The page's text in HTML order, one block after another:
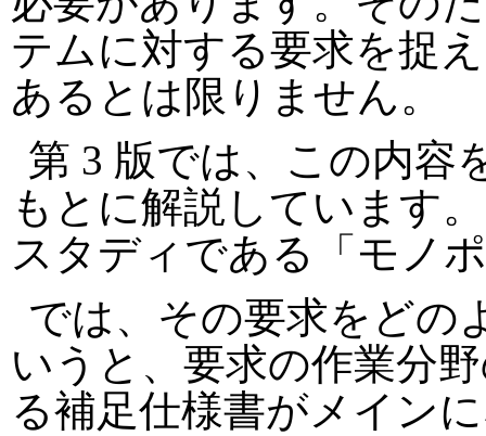
テムに対する要求を捉
あるとは限りません。
第 3 版では、この内容
もとに解説しています
スタディである「モノ
では、その要求をどの
いうと、要求の作業分
る補足仕様書がメイン